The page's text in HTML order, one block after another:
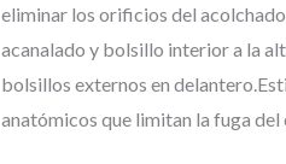
eliminar los orificios del
acanalado y bolsillo interior a la
bolsillos externos en
anatómicos que limitan la fuga